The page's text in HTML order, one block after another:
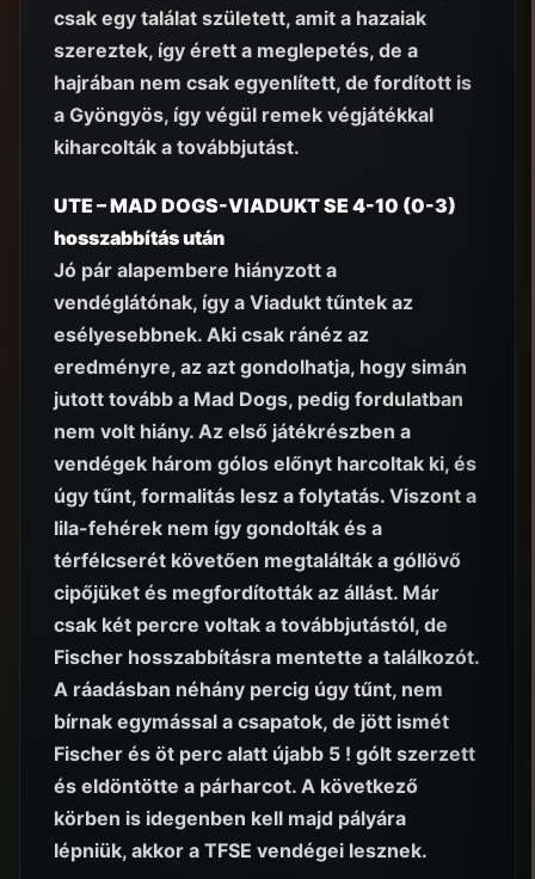
csak egy találat született, amit a hazaiak
szereztek, így érett a meglepetés, de a
hajrában nem csak egyenlített, de fordított is
a Gyöngyös, így végül remek végjátékkal
kiharcolták a továbbjutást.
UTE – MAD DOGS-VIADUKT SE 4-10 (0-3)
hosszabbítás után
Jó pár alapembere hiányzott a
vendéglátónak, így a Viadukt tűntek az
esélyesebbnek. Aki csak ránéz az
eredményre, az azt gondolhatja, hogy simán
jutott tovább a Mad Dogs, pedig fordulatban
nem volt hiány. Az első játékrészben a
vendégek három gólos előnyt harcoltak ki, és
úgy tűnt, formalitás lesz a folytatás. Viszont a
lila-fehérek nem így gondolták és a
térfélcserét követően megtalálták a góllövő
cipőjüket és megfordították az állást. Már
csak két percre voltak a továbbjutástól, de
Fischer hosszabbításra mentette a találkozót.
A ráadásban néhány percig úgy tűnt, nem
bírnak egymással a csapatok, de jött ismét
Fischer és öt perc alatt újabb 5 ! gólt szerzett
és eldöntötte a párharcot. A következő
körben is idegenben kell majd pályára
lépniük, akkor a TFSE vendégei lesznek.